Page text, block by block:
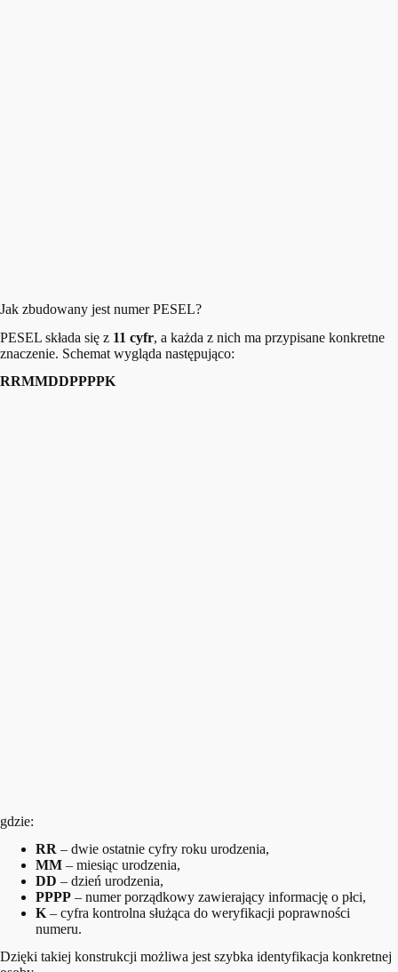
Jak zbudowany jest numer PESEL?
PESEL składa się z 11 cyfr, a każda z nich ma przypisane konkretne
znaczenie. Schemat wygląda następująco:
RRMMDDPPPPK
gdzie:
RR – dwie ostatnie cyfry roku urodzenia,
MM – miesiąc urodzenia,
DD – dzień urodzenia,
PPPP – numer porządkowy zawierający informację o płci,
K – cyfra kontrolna służąca do weryfikacji poprawności
numeru.
Dzięki takiej konstrukcji możliwa jest szybka identyfikacja konkretnej